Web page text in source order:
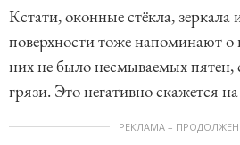
Кстати, оконные стёкла, зеркала
поверхности тоже напоминают
них не было несмываемых пятен,
грязи. Это негативно скажется
РЕКЛАМА –